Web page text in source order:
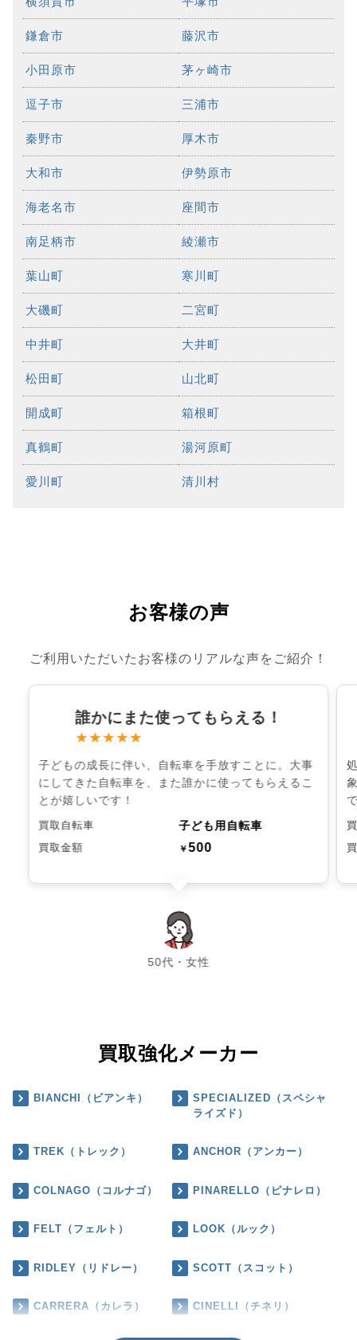
鎌倉市 藤沢市
小田原市 茅ヶ崎市
逗子市 三浦市
秦野市 厚木市
大和市 伊勢原市
海老名市 座間市
南足柄市 綾瀬市
葉山町 寒川町
大磯町 二宮町
中井町 大井町
松田町 山北町
開成町 箱根町
真鶴町 湯河原町
愛川町 清川村
お客様の声
ご利用いただいたお客様のリアルな声をご紹介！
誰かにまた使ってもらえる！
★★★★★
子どもの成長に伴い、自転車を手放すことに。大事
にしてきた自転車を、また誰かに使ってもらえるこ
とが嬉しいです！
買取自転車 子ども用自転車
買取金額 ￥500
50代・女性
chevron_left chevron_right
買取強化メーカー
BIANCHI（ビアンキ）
SPECIALIZED（スペシャ
ライズド）
TREK（トレック） ANCHOR（アンカー）
COLNAGO（コルナゴ） PINARELLO（ピナレロ）
FELT（フェルト） LOOK（ルック）
RIDLEY（リドレー） SCOTT（スコット）
CARRERA（カレラ） CINELLI（チネリ）